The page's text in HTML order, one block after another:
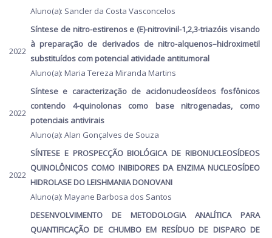
Aluno(a): Sancler da Costa Vasconcelos
2022
Síntese de nitro-estirenos e (E)-nitrovinil-1,2,3-triazóis visando
à preparação de derivados de nitro-alquenos–hidroximetil
substituídos com potencial atividade antitumoral
Aluno(a): Maria Tereza Miranda Martins
2022
Síntese e caracterização de aciclonucleosídeos fosfônicos
contendo 4-quinolonas como base nitrogenadas, como
potenciais antivirais
Aluno(a): Alan Gonçalves de Souza
2022
SÍNTESE E PROSPECÇÃO BIOLÓGICA DE RIBONUCLEOSÍDEOS
QUINOLÔNICOS COMO INIBIDORES DA ENZIMA NUCLEOSÍDEO
HIDROLASE DO LEISHMANIA DONOVANI
Aluno(a): Mayane Barbosa dos Santos
DESENVOLVIMENTO DE METODOLOGIA ANALÍTICA PARA
QUANTIFICAÇÃO DE CHUMBO EM RESÍDUO DE DISPARO DE